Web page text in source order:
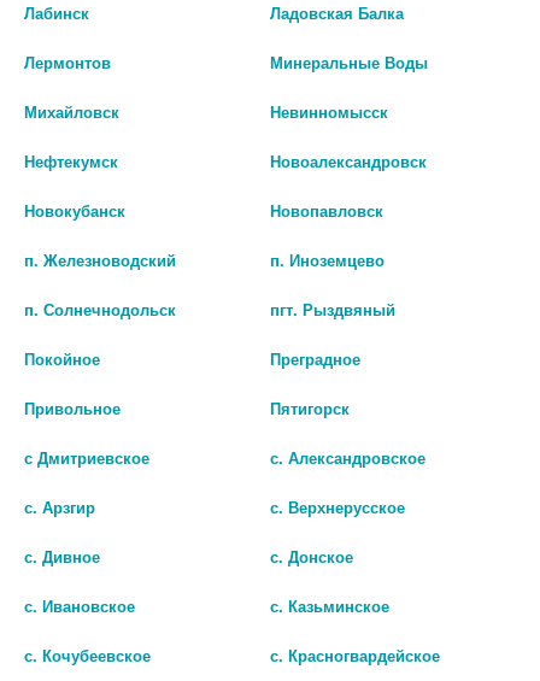
Наличие в аптеках
цена: 5 782 руб.
Показать все ...
Популярные в разделе
Лабинск Ладовская Балка
Лермонтов Минеральные Воды
Михайловск Невинномысск
Нефтекумск Новоалександровск
Новокубанск Новопавловск
п. Железноводский п. Иноземцево
п. Солнечнодольск пгт. Рыздвяный
Покойное Преградное
Привольное Пятигорск
с Дмитриевское с. Александровское
с. Арзгир с. Верхнерусское
с. Дивное с. Донское
с. Ивановское с. Казьминское
с. Кочубеевское с. Красногвардейское